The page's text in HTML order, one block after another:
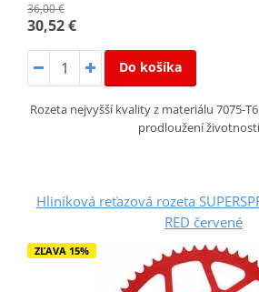
36,00 €
30,52 €
Do košíka
Rozeta nejvyšší kvality z materiálu 7075-
prodloužení
Hliníková reťazová rozeta
RED červené
ZĽAVA 15%